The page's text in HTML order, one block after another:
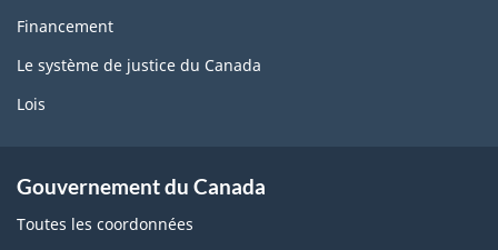
Financement
Le système de justice du Canada
Lois
Gouvernement du Canada
Toutes les coordonnées